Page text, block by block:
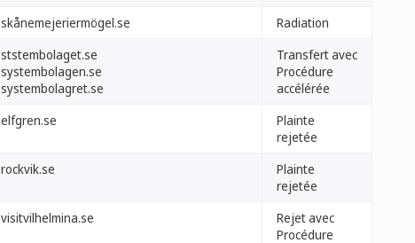
skånemejeriermögel.se
Radiation
ststembolaget.se
systembolagen.se
systembolagret.se
Transfert avec
Procédure
accélérée
elfgren.se
Plainte
rejetée
rockvik.se
Plainte
rejetée
visitvilhelmina.se
Rejet avec
Procédure